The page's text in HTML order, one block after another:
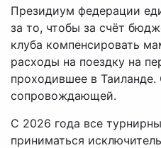
Президиум федерации
за то, чтобы за счёт
клуба компенсировать
расходы на поездку на
проходившее в Таиланде.
сопровождающей.
С 2026 года все
приниматься